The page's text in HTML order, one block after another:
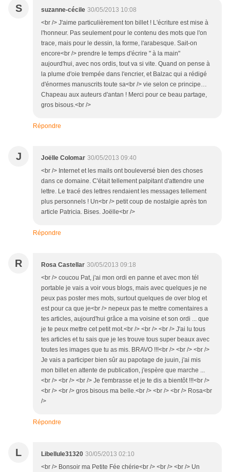
S suzanne-cécile 30/05/2013 10:08
<br /> J'aime particulièrement ton billet ! L'écriture est mise à
l'honneur. Pas seulement pour le contenu des mots que l'on
trace, mais pour le dessin, la forme, l'arabesque. Sait-on
encore<br /> prendre le temps d'écrire " à la main"
aujourd'hui, avec nos ordis, tout va si vite. Quand on pense à
la plume d'oie trempée dans l'encrier, et Balzac qui a rédigé
d'énormes manuscrits toute sa<br /> vie selon ce principe…
Chapeau aux auteurs d'antan ! Merci pour ce beau partage,
gros bisous.<br />
Répondre
J Joëlle Colomar 30/05/2013 09:40
<br /> Internet et les mails ont bouleversé bien des choses
dans ce domaine. C'était tellement palpitant d'attendre une
lettre. Le tracé des lettres rendaient les messages tellement
plus personnels ! Un<br /> petit coup de nostalgie après ton
article Patricia. Bises. Joëlle<br />
Répondre
R Rosa Castellar 30/05/2013 09:18
<br /> coucou Pat, j'ai mon ordi en panne et avec mon tél
portable je vais a voir vous blogs, mais avec quelques je ne
peux pas poster mes mots, surtout quelques de over blog et
est pour ca que je<br /> nepeux pas te mettre comentaires a
tes articles, aujourd'hui grâce a ma voisine et son ordi ... que
je te peux mettre cet petit mot.<br /> <br /> <br /> J'ai lu tous
tes articles et tu sais que je les trouve tous super beaux avec
toutes les images que tu as mis. BRAVO !!!<br /> <br /> <br />
Je vais a participer bien sûr au papotage de juuin, j'ai mis
mon billet en attente de publication, j'espère que marche ...
<br /> <br /> <br /> Je t'embrasse et je te dis a bientôt !!!<br />
<br /> <br /> gros bisous ma belle.<br /> <br /> <br /> Rosa<br
/>
Répondre
L Libellule31320 30/05/2013 02:10
<br /> Bonsoir ma Petite Fée chérie<br /> <br /> <br /> Un